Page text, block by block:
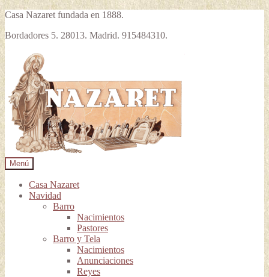
Casa Nazaret fundada en 1888.
Bordadores 5. 28013. Madrid. 915484310.
la
navegación
contenido
Menú
Casa Nazaret
Navidad
Barro
Nacimientos
Pastores
Barro y Tela
Nacimientos
Anunciaciones
Reyes